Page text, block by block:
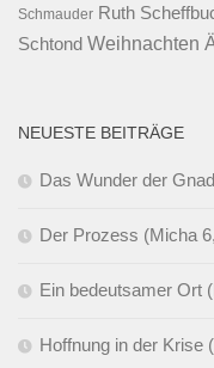
Schmauder Ruth
Schtond Weihnachten
NEUESTE BEITRÄGE
Das Wunder der
Der Prozess (Micha
Ein bedeutsamer Ort
Hoffnung in der Krise